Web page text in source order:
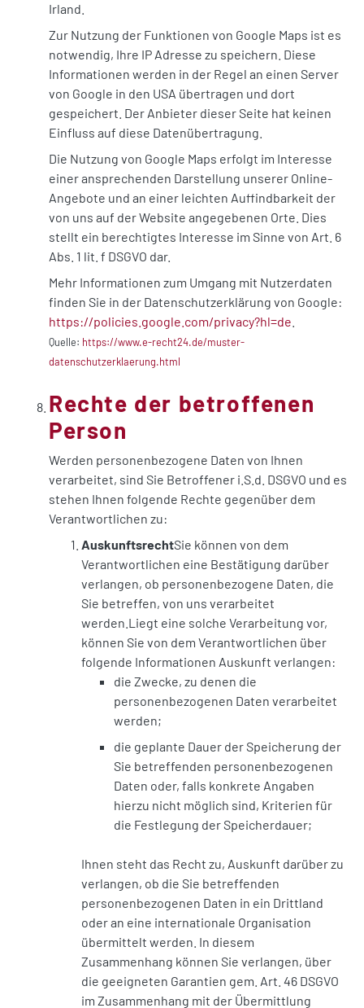
Irland.
Zur Nutzung der Funktionen von Google Maps ist es
notwendig, Ihre IP Adresse zu speichern. Diese
Informationen werden in der Regel an einen Server
von Google in den USA übertragen und dort
gespeichert. Der Anbieter dieser Seite hat keinen
Einfluss auf diese Datenübertragung.
Die Nutzung von Google Maps erfolgt im Interesse
einer ansprechenden Darstellung unserer Online-
Angebote und an einer leichten Auffindbarkeit der
von uns auf der Website angegebenen Orte. Dies
stellt ein berechtigtes Interesse im Sinne von Art. 6
Abs. 1 lit. f DSGVO dar.
Mehr Informationen zum Umgang mit Nutzerdaten
finden Sie in der Datenschutzerklärung von Google:
https://policies.google.com/privacy?hl=de
Quelle: https://www.e-recht24.de/muster-
datenschutzerklaerung.html
Rechte der betroffenen
Person
Werden personenbezogene Daten von Ihnen
verarbeitet, sind Sie Betroffener i.S.d. DSGVO und es
stehen Ihnen folgende Rechte gegenüber dem
Verantwortlichen zu:
AuskunftsrechtSie können von dem
Verantwortlichen eine Bestätigung darüber
verlangen, ob personenbezogene Daten, die
Sie betreffen, von uns verarbeitet
werden.Liegt eine solche Verarbeitung vor,
können Sie von dem Verantwortlichen über
folgende Informationen Auskunft verlangen:
die Zwecke, zu denen die
personenbezogenen Daten verarbeitet
werden;
die geplante Dauer der Speicherung der
Sie betreffenden personenbezogenen
Daten oder, falls konkrete Angaben
hierzu nicht möglich sind, Kriterien für
die Festlegung der Speicherdauer;
Ihnen steht das Recht zu, Auskunft darüber zu
verlangen, ob die Sie betreffenden
personenbezogenen Daten in ein Drittland
oder an eine internationale Organisation
übermittelt werden. In diesem
Zusammenhang können Sie verlangen, über
die geeigneten Garantien gem. Art. 46 DSGVO
im Zusammenhang mit der Übermittlung